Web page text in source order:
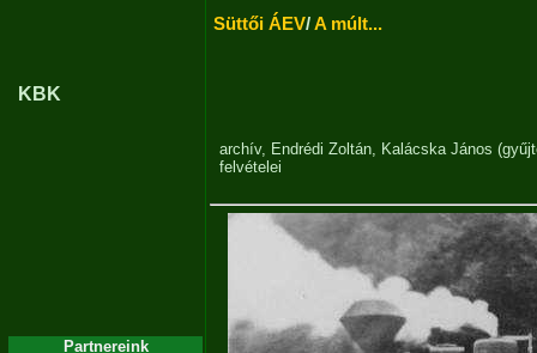
KBK
Partnereink
Süttői ÁEV/A múlt...
archív, Endrédi Zoltán, Kalácska János
felvételei